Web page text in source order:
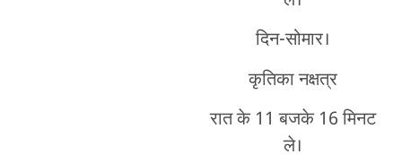
दिन-सोमार।
कृतिका नक्षत्र
रात के 11 बजके 16 मिनट
ले।